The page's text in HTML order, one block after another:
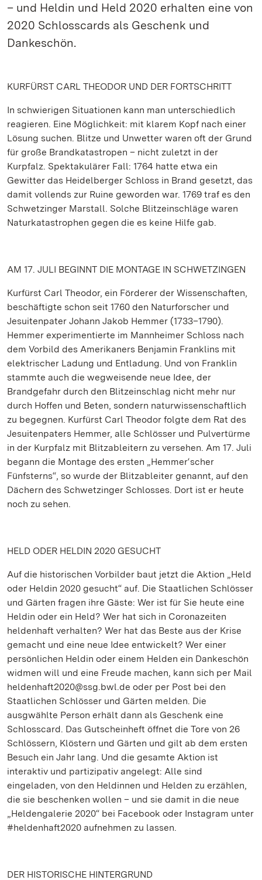
– und Heldin und Held 2020 erhalten eine von
2020 Schlosscards als Geschenk und
Dankeschön.
KURFÜRST CARL THEODOR UND DER FORTSCHRITT
In schwierigen Situationen kann man unterschiedlich
reagieren. Eine Möglichkeit: mit klarem Kopf nach einer
Lösung suchen. Blitze und Unwetter waren oft der Grund
für große Brandkatastropen – nicht zuletzt in der
Kurpfalz. Spektakulärer Fall: 1764 hatte etwa ein
Gewitter das Heidelberger Schloss in Brand gesetzt, das
damit vollends zur Ruine geworden war. 1769 traf es den
Schwetzinger Marstall. Solche Blitzeinschläge waren
Naturkatastrophen gegen die es keine Hilfe gab.
AM 17. JULI BEGINNT DIE MONTAGE IN SCHWETZINGEN
Kurfürst Carl Theodor, ein Förderer der Wissenschaften,
beschäftigte schon seit 1760 den Naturforscher und
Jesuitenpater Johann Jakob Hemmer (1733–1790).
Hemmer experimentierte im Mannheimer Schloss nach
dem Vorbild des Amerikaners Benjamin Franklins mit
elektrischer Ladung und Entladung. Und von Franklin
stammte auch die wegweisende neue Idee, der
Brandgefahr durch den Blitzeinschlag nicht mehr nur
durch Hoffen und Beten, sondern naturwissenschaftlich
zu begegnen. Kurfürst Carl Theodor folgte dem Rat des
Jesuitenpaters Hemmer, alle Schlösser und Pulvertürme
in der Kurpfalz mit Blitzableitern zu versehen. Am 17. Juli
begann die Montage des ersten „Hemmer‘scher
Fünfsterns“, so wurde der Blitzableiter genannt, auf den
Dächern des Schwetzinger Schlosses. Dort ist er heute
noch zu sehen.
HELD ODER HELDIN 2020 GESUCHT
Auf die historischen Vorbilder baut jetzt die Aktion „Held
oder Heldin 2020 gesucht“ auf. Die Staatlichen Schlösser
und Gärten fragen ihre Gäste: Wer ist für Sie heute eine
Heldin oder ein Held? Wer hat sich in Coronazeiten
heldenhaft verhalten? Wer hat das Beste aus der Krise
gemacht und eine neue Idee entwickelt? Wer einer
persönlichen Heldin oder einem Helden ein Dankeschön
widmen will und eine Freude machen, kann sich per Mail
heldenhaft2020@ssg.bwl.de oder per Post bei den
Staatlichen Schlösser und Gärten melden. Die
ausgwählte Person erhält dann als Geschenk eine
Schlosscard. Das Gutscheinheft öffnet die Tore von 26
Schlössern, Klöstern und Gärten und gilt ab dem ersten
Besuch ein Jahr lang. Und die gesamte Aktion ist
interaktiv und partizipativ angelegt: Alle sind
eingeladen, von den Heldinnen und Helden zu erzählen,
die sie beschenken wollen – und sie damit in die neue
„Heldengalerie 2020“ bei Facebook oder Instagram unter
#heldenhaft2020 aufnehmen zu lassen.
DER HISTORISCHE HINTERGRUND